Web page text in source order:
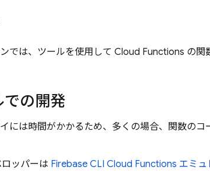
では、ツールを使用して Cloud Functions の関
での開発
には時間がかかるため、多くの場合、関数の
ッパーは Firebase CLI Cloud Functions エミュ